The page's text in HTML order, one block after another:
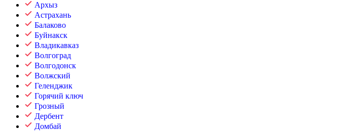
Архыз
Астрахань
Балаково
Буйнакск
Владикавказ
Волгоград
Волгодонск
Волжский
Геленджик
Горячий ключ
Грозный
Дербент
Домбай